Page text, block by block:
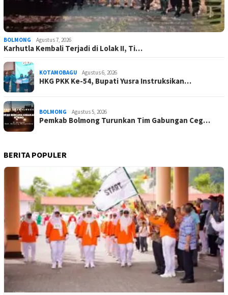
BOLMONG Agustus 7, 2026
Karhutla Kembali Terjadi di Lolak II, Ti…
KOTAMOBAGU Agustus 6, 2026
HKG PKK Ke-54, Bupati Yusra Instruksikan…
BOLMONG Agustus 5, 2026
Pemkab Bolmong Turunkan Tim Gabungan Ceg…
BERITA POPULER